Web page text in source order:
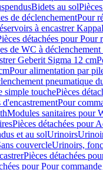
Bidets au sol
de déclenchementPour
à encastrer Kappa
détachées pour Pour
de WC à
Geberit Sigma 12 cm
Pour alimentation par
pneumatique
simple touchePièces
Pour
Modules sanitaires pour
Pièces détachées pour
et au solUrinoirs
couvercleUrinoirs,
Pièces détachées
pour Pour